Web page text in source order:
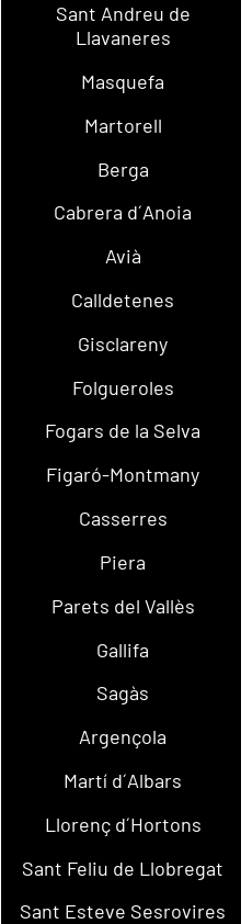
Sant Andreu de
Llavaneres
Masquefa
Martorell
Berga
Cabrera d´Anoia
Avià
Calldetenes
Gisclareny
Folgueroles
Fogars de la Selva
Figaró-Montmany
Casserres
Piera
Parets del Vallès
Gallifa
Sagàs
Argençola
Martí d´Albars
Llorenç d´Hortons
Sant Feliu de Llobregat
Sant Esteve Sesrovires